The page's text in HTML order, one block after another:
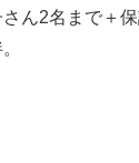
ん2名まで＋